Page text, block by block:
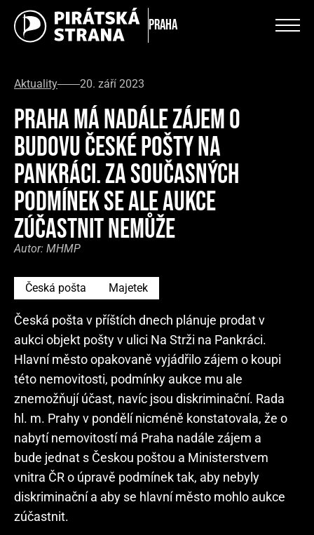
Praha
Aktuality 20. září 2023
PRAHA MÁ NADÁLE ZÁJEM O
BUDOVU ČESKÉ POŠTY NA
PANKRÁCI. ZA SOUČASNÝCH
PODMÍNEK SE ALE AUKCE
ZÚČASTNIT NEMŮŽE
Autor: MHMP
Česká pošta Majetek
Česká pošta v příštích dnech plánuje prodat v
aukci objekt pošty v ulici Na Strži na Pankráci.
Hlavní město opakovaně vyjádřilo zájem o koupi
této nemovitosti, podmínky aukce mu ale
znemožňují účast, navíc jsou diskriminační. Rada
hl. m. Prahy v pondělí nicméně konstatovala, že o
nabytí nemovitostí má Praha nadále zájem a
bude jednat s Českou poštou a Ministerstvem
vnitra ČR o úpravě podmínek tak, aby nebyly
diskriminační a aby se hlavní město mohlo aukce
zúčastnit.